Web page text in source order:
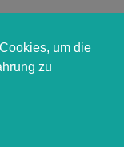
um die
zu